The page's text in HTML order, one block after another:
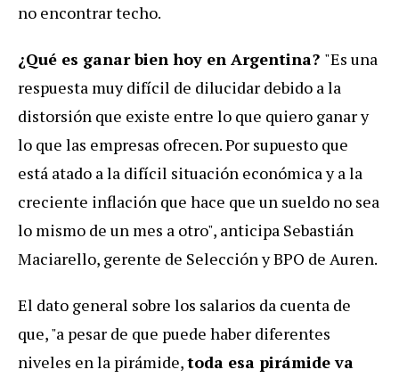
no encontrar techo.
¿Qué es ganar bien hoy en Argentina? "Es una
respuesta muy difícil de dilucidar debido a la
distorsión que existe entre lo que quiero ganar y
lo que las empresas ofrecen. Por supuesto que
está atado a la difícil situación económica y a la
creciente inflación que hace que un sueldo no sea
lo mismo de un mes a otro", anticipa Sebastián
Maciarello, gerente de Selección y BPO de Auren.
El dato general sobre los salarios da cuenta de
que, "a pesar de que puede haber diferentes
niveles en la pirámide,toda esa pirámide va